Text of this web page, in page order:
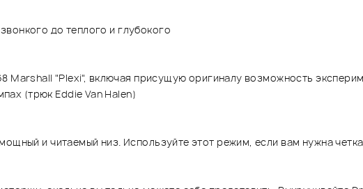
до теплого и глубокого
Marshall "Plexi", включая присущую оригиналу возможность
(трюк Eddie Van Halen)
и читаемый низ. Используйте этот режим, если вам нужна